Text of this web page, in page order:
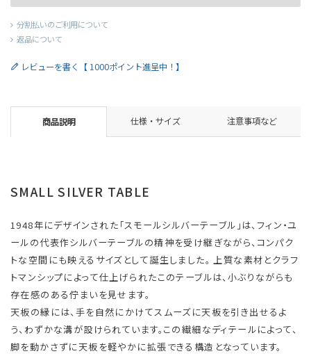
分割払いのご利用について
返品について
レビューを書く【 1000ポイント進呈中！】
商品説明 仕様・サイズ 注意事項など
SMALL SILVER TABLE
1948年にデザインされた「スモールシルバーテーブル」は、フィン・ユ
ールの代表作シルバーテーブルの精神を受け継ぎながら、コンパク
トな空間にも映えるサイズとして誕生しました。 上質な素材とクラフ
トマンシップによって仕上げられたこのテーブルは、小ぶりながらも
存在感のある佇まいを見せます。
天板の縁には、手を自然にかけてスムーズに天板を引き出せるよ
う、わずかな溝が設けられています。この繊細なディテールによって、
脚を動かさずに天板を軽やかに拡張できる構造となっています。